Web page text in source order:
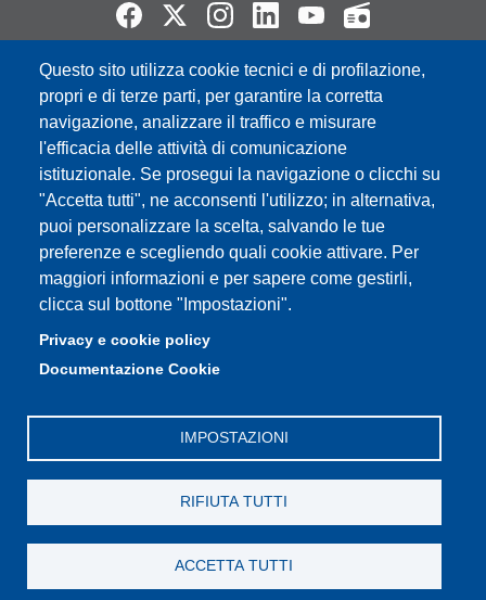
Questo sito utilizza cookie tecnici e di profilazione,
propri e di terze parti, per garantire la corretta
navigazione, analizzare il traffico e misurare
l'efficacia delle attività di comunicazione
istituzionale. Se prosegui la navigazione o clicchi su
"Accetta tutti", ne acconsenti l'utilizzo; in alternativa,
puoi personalizzare la scelta, salvando le tue
preferenze e scegliendo quali cookie attivare. Per
maggiori informazioni e per sapere come gestirli,
clicca sul bottone "Impostazioni".
Privacy e cookie policy
Documentazione Cookie
IMPOSTAZIONI
RIFIUTA TUTTI
ACCETTA TUTTI
Partita IVA: 00427620364
e-mail: urp@unimore.it
PEC: primo contatto: urp@pec.unimore.it
Indirizzo ReGIndE per notifica Atti Processuali:
direzionelegale@pec.unimore.it
Sede di Modena: Via Università 4, 41121 Modena, Tel. 059
2056511 - Fax 059 245156
Sede di Reggio Emilia: Viale A. Allegri 9, 42121 Reggio
Emilia, Tel. 0522 523041 - Fax 0522 523045